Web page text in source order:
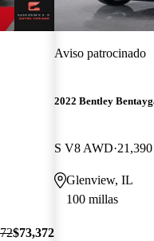
$73,372
Aviso patrocinado
2022 Bentley
S V8 AWD
Glenview, IL
100 millas